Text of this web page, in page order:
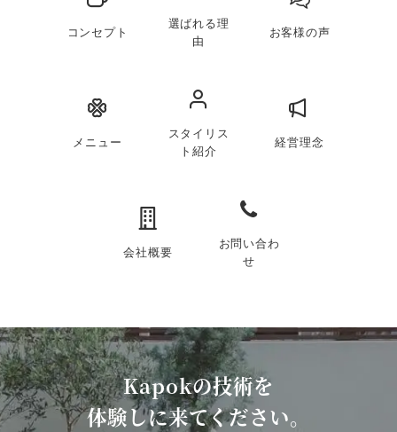
コンセプト
選ばれる理
由
お客様の声
メニュー
スタイリス
ト紹介
経営理念
会社概要
お問い合わ
せ
Kapokの技術を
体験しに来てください。